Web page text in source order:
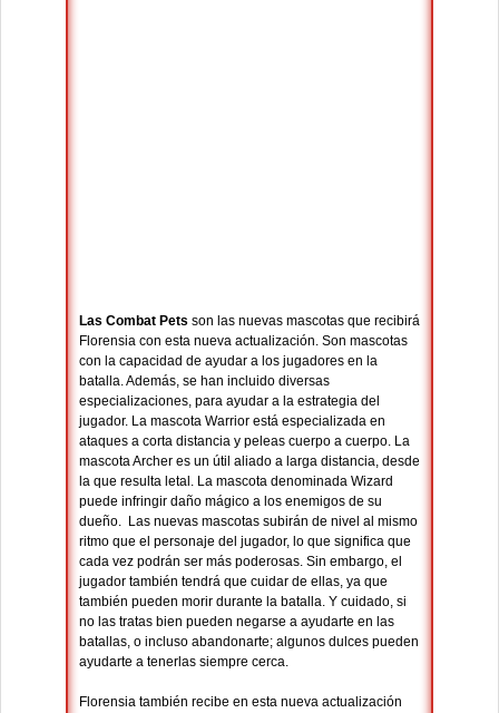
Las Combat Pets son las nuevas mascotas que recibirá
Florensia con esta nueva actualización. Son mascotas
con la capacidad de ayudar a los jugadores en la
batalla. Además, se han incluido diversas
especializaciones, para ayudar a la estrategia del
jugador. La mascota Warrior está especializada en
ataques a corta distancia y peleas cuerpo a cuerpo. La
mascota Archer es un útil aliado a larga distancia, desde
la que resulta letal. La mascota denominada Wizard
puede infringir daño mágico a los enemigos de su
dueño. Las nuevas mascotas subirán de nivel al mismo
ritmo que el personaje del jugador, lo que significa que
cada vez podrán ser más poderosas. Sin embargo, el
jugador también tendrá que cuidar de ellas, ya que
también pueden morir durante la batalla. Y cuidado, si
no las tratas bien pueden negarse a ayudarte en las
batallas, o incluso abandonarte; algunos dulces pueden
ayudarte a tenerlas siempre cerca.
Florensia también recibe en esta nueva actualización